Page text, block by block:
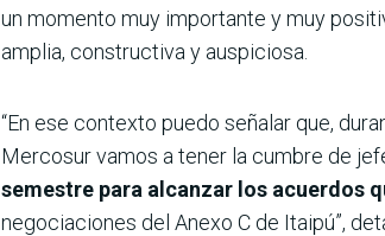
un momento muy importante y muy
amplia, constructiva y auspiciosa.
“En ese contexto puedo señalar que,
Mercosur vamos a tener la cumbre de
semestre para alcanzar los acuerdos
negociaciones del Anexo C de Itaipú”,